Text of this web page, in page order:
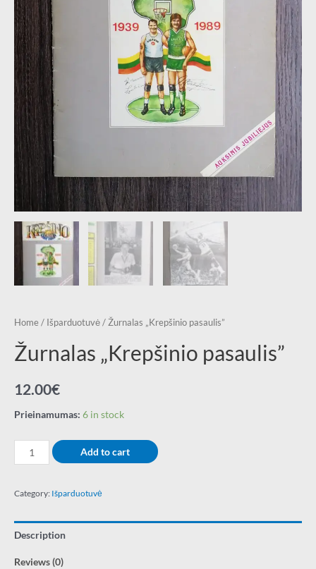
Home / Išparduotuvė / Žurnalas „Krepšinio pasaulis”
Žurnalas „Krepšinio pasaulis”
12.00€
Prieinamumas: 6 in stock
Žurnalas
"Krepšinio
quantity
Add to cart
Category: Išparduotuvė
Description
Reviews (0)